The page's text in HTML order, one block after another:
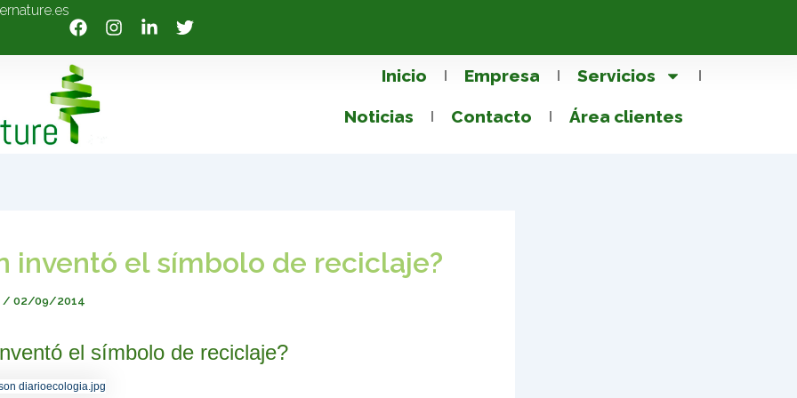
Inicio Empresa Servicios
Noticias Contacto Área clientes
inventó el símbolo de reciclaje?
/ 02/09/2014
el símbolo de reciclaje?